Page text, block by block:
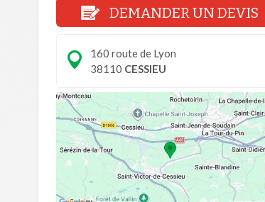
DEMANDER UN DEVIS
160 route de Lyon
38110 CESSIEU